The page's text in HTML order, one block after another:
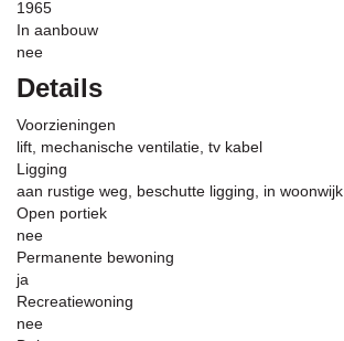
1965
In aanbouw
nee
Details
Voorzieningen
lift, mechanische ventilatie, tv kabel
Ligging
aan rustige weg, beschutte ligging, in woonwijk
Open portiek
nee
Permanente bewoning
ja
Recreatiewoning
nee